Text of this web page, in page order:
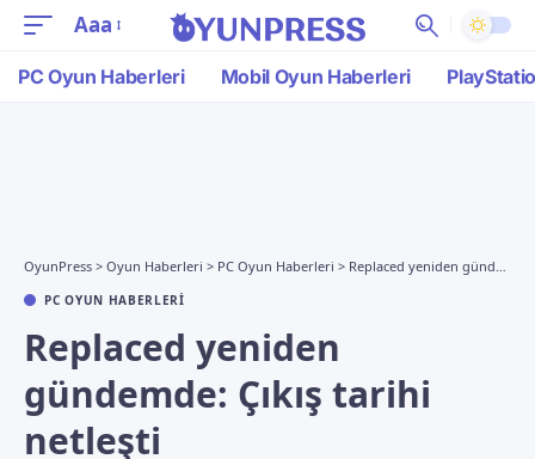
Aaa
PC Oyun Haberleri Mobil Oyun Haberleri
OyunPress > Oyun Haberleri > PC Oyun Haberleri > Replaced yeniden gündemde: Çıkış tarihi netleşti
PC OYUN HABERLERI
Replaced yeniden
gündemde: Çıkış tarihi
netleşti